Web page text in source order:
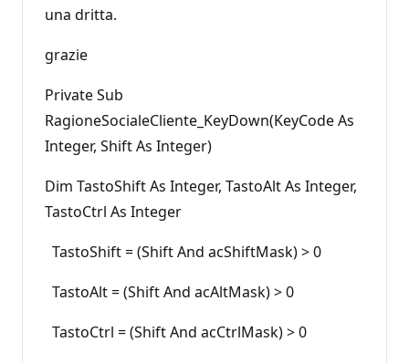
una dritta.
grazie
Private Sub
RagioneSocialeCliente_KeyDown(KeyCode As
Integer, Shift As Integer)
Dim TastoShift As Integer, TastoAlt As Integer,
TastoCtrl As Integer
TastoShift = (Shift And acShiftMask) > 0
TastoAlt = (Shift And acAltMask) > 0
TastoCtrl = (Shift And acCtrlMask) > 0